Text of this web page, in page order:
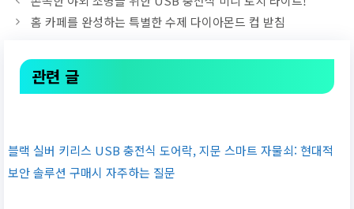
홈 카페를 완성하는 특별한 수제 다이아몬드 컵 받침
관련 글
블랙 실버 키리스 USB 충전식 도어락, 지문 스마트 자물쇠: 현대적
보안 솔루션 구매시 자주하는 질문